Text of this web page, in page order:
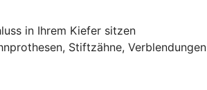
in Ihrem Kiefer sitzen
Stiftzähne, Verblendungen